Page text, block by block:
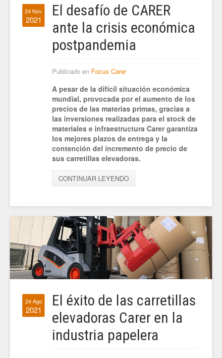
24 Nov
2021
El desafío de CARER
ante la crisis económica
postpandemia
Publicado en Focus Carer
A pesar de la difícil situación económica
mundial, provocada por el aumento de los
precios de las materias primas, gracias a
las inversiones realizadas para el stock de
materiales e infraestructura Carer garantiza
los mejores plazos de entrega y la
contención del incremento de precio de
sus carretillas elevadoras.
CONTINUAR LEYENDO
24 Ago
2021
El éxito de las carretillas
elevadoras Carer en la
industria papelera